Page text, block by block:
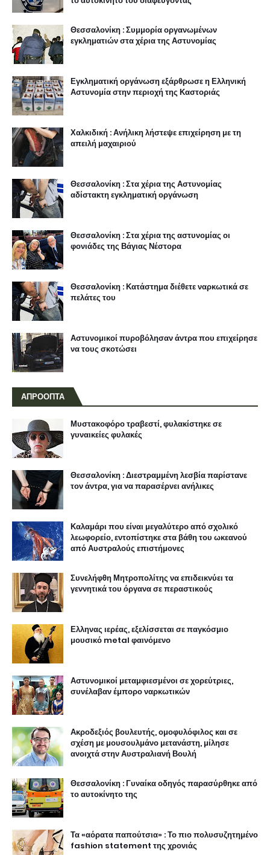
Θεσσαλονίκη : Συμμορία οργανωμένων
εγκληματιών στα χέρια της Αστυνομίας
Εγκληματική οργάνωση εξάρθρωσε η Ελληνική
Αστυνομία στην περιοχή της Καστοριάς
Χαλκιδική : Ανήλικη λήστεψε επιχείρηση με τη
απειλή μαχαιριού
Θεσσαλονίκη : Στα χέρια της Αστυνομίας
αδίστακτη εγκληματική οργάνωση
Θεσσαλονίκη : Στα χέρια της αστυνομίας οι
φονιάδες της Βάγιας Νέστορα
Θεσσαλονίκη : Κατάστημα διέθετε ναρκωτικά σε
πελάτες του
Αστυνομικοί πυροβόλησαν άντρα που επιχείρησε
να τους σκοτώσει
ΑΠΡΟΟΠΤΑ
Μυστακοφόρο τραβεστί, φυλακίστηκε σε
γυναικείες φυλακές
Θεσσαλονίκη : Διεστραμμένη λεσβία παρίστανε
τον άντρα, για να παρασέρνει ανήλικες
Καλαμάρι που είναι μεγαλύτερο από σχολικό
λεωφορείο, εντοπίστηκε στα βάθη του ωκεανού
από Αυστραλούς επιστήμονες
Συνελήφθη Μητροπολίτης να επιδεικνύει τα
γεννητικά του όργανα σε περαστικούς
Ελληνας ιερέας, εξελίσσεται σε παγκόσμιο
μουσικό metal φαινόμενο
Αστυνομικοί μεταμφιεσμένοι σε χορεύτριες,
συνέλαβαν έμπορο ναρκωτικών
Ακροδεξιός βουλευτής, ομοφυλόφιλος και σε
σχέση με μουσουλμάνο μετανάστη, μίλησε
ανοιχτά στην Αυστραλιανή Βουλή
Θεσσαλονίκη : Γυναίκα οδηγός παρασύρθηκε από
το αυτοκίνητο της
Τα «αόρατα παπούτσια» : Το πιο πολυσυζητημένο
fashion statement της χρονιάς